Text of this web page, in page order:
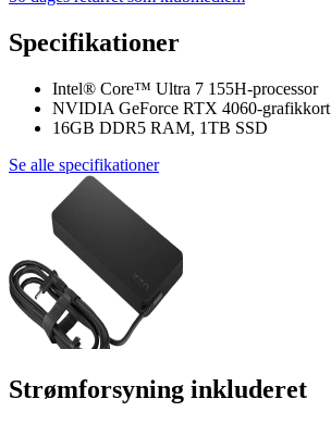
Specifikationer
Intel® Core™ Ultra 7 155H-processor
NVIDIA GeForce RTX 4060-grafikkort
16GB DDR5 RAM, 1TB SSD
Se alle specifikationer
Strømforsyning inkluderet